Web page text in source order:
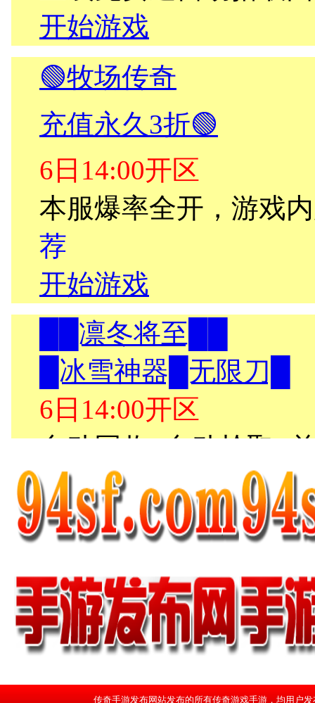
传奇手游发布网站发布的所有传奇游戏手游，均用户